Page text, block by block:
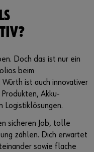
Doch das ist nur ein
beim
ist auch innovativer
Akku-
Logistiklösungen.
sicheren Job, tolle
zählen. Dich erwartet
sowie flache